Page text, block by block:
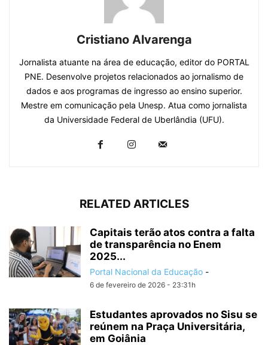
Cristiano Alvarenga
Jornalista atuante na área de educação, editor do PORTAL
PNE. Desenvolve projetos relacionados ao jornalismo de
dados e aos programas de ingresso ao ensino superior.
Mestre em comunicação pela Unesp. Atua como jornalista
da Universidade Federal de Uberlândia (UFU).
RELATED ARTICLES
Capitais terão atos contra a falta
de transparência no Enem
2025...
Portal Nacional da Educação -
6 de fevereiro de 2026 - 23:31h
Estudantes aprovados no Sisu se
reúnem na Praça Universitária,
em Goiânia